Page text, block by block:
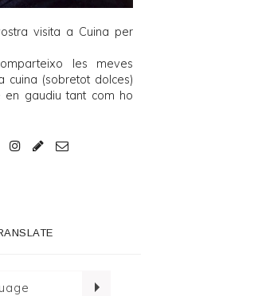
visita a Cuina per
les meves
cuina (sobretot dolces)
gaudiu tant com ho